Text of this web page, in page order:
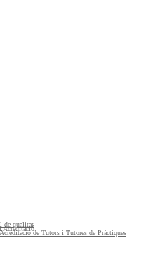
de qualitat
Acreditació
de Tutors i Tutores de Pràctiques